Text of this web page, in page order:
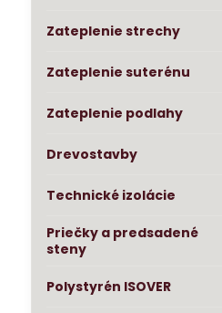
Zateplenie strechy
Zateplenie suterénu
Zateplenie podlahy
Drevostavby
Technické izolácie
Priečky a predsadené
steny
Polystyrén ISOVER